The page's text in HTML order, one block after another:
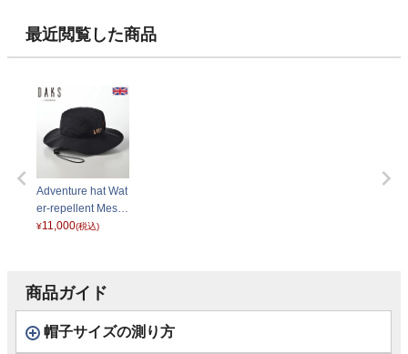
ュ） D1716 グリ
ーン
ュ） D1716 オレ
ンジ
最近閲覧した商品
Adventure hat Wat
er-repellent Mesh
（アドベンチャー
ック
¥11,000(税込)
商品ガイド
帽子サイズの測り方